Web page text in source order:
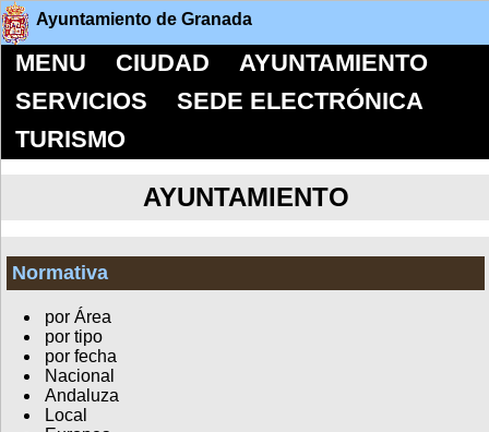
Ayuntamiento de Granada
MENU CIUDAD
AYUNTAMIENTO
SERVICIOS
SEDE ELECTRÓNICA
TURISMO
AYUNTAMIENTO
Normativa
por Área
por tipo
por fecha
Nacional
Andaluza
Local